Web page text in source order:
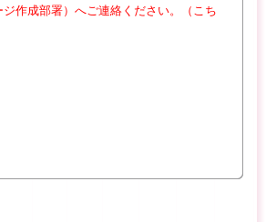
作成部署）へご連絡ください。（こち